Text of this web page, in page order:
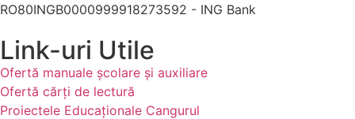
RO80INGB0000999918273592 - ING Bank
Link-uri Utile
Ofertă manuale şcolare şi auxiliare
Ofertă cărți de lectură
Proiectele Educaţionale Cangurul